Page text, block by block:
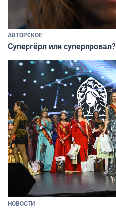
АВТОРСКОЕ
Супергёрл или суперпровал?
НОВОСТИ